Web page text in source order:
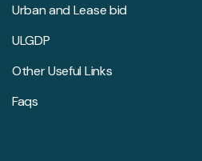
Urban and Lease bid
ULGDP
Other Useful Links
Faqs